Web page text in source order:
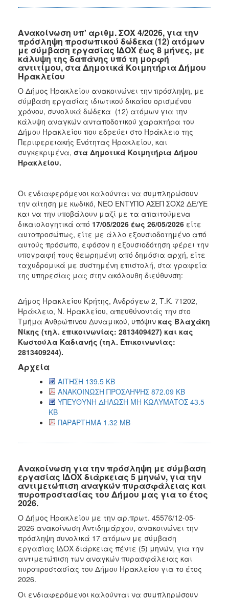
Ανακοίνωση υπ' αριθμ. ΣΟΧ 4/2026, για την
πρόσληψη προσωπικού δώδεκα (12) ατόμων
με σύμβαση εργασίας ΙΔΟΧ έως 8 μήνες, με
κάλυψη της δαπάνης υπό τη μορφή
αντιτίμου, στα Δημοτικά Κοιμητήρια Δήμου
Ηρακλείου
Ο Δήμος Ηρακλείου ανακοινώνει την πρόσληψη, με
σύμβαση εργασίας ιδιωτικού δικαίου ορισμένου
χρόνου, συνολικά δώδεκα (12) ατόμων για την
κάλυψη αναγκών ανταποδοτικού χαρακτήρα του
Δήμου Ηρακλείου που εδρεύει στο Ηράκλειο της
Περιφερειακής Ενότητας Ηρακλείου, και
συγκεκριμένα, στα Δημοτικά Κοιμητήρια Δήμου
Ηρακλείου.
Οι ενδιαφερόμενοι καλούνται να συμπληρώσουν
την αίτηση με κωδικό, ΝΕΟ ΕΝΤΥΠΟ ΑΣΕΠ ΣΟΧ2 ΔΕ/ΥΕ
και να την υποβάλουν μαζί με τα απαιτούμενα
δικαιολογητικά από 17/05/2026 έως 26/05/2026 είτε
αυτοπροσώπως, είτε με άλλο εξουσιοδοτημένο από
αυτούς πρόσωπο, εφόσον η εξουσιοδότηση φέρει την
υπογραφή τους θεωρημένη από δημόσια αρχή, είτε
ταχυδρομικά με συστημένη επιστολή, στα γραφεία
της υπηρεσίας μας στην ακόλουθη διεύθυνση:
Δήμος Ηρακλείου Κρήτης, Ανδρόγεω 2, Τ.Κ. 71202,
Ηράκλειο, Ν. Ηρακλείου, απευθύνοντάς την στο
Τμήμα Ανθρώπινου Δυναμικού, υπόψιν κας Βλαχάκη
Νίκης (τηλ. επικοινωνίας: 2813409427) και κας
Κωστούλα Καδιανής (τηλ. Επικοινωνίας:
2813409244).
Αρχεία
ΑΙΤΗΣΗ 139.5 KB
ΑΝΑΚΟΙΝΩΣΗ ΠΡΟΣΛΗΨΗΣ 872.09 KB
ΥΠΕΥΘΥΝΗ ΔΗΛΩΣΗ ΜΗ ΚΩΛΥΜΑΤΟΣ 43.5
KB
ΠΑΡΑΡΤΗΜΑ 1.32 MB
Ανακοίνωση για την πρόσληψη με σύμβαση
εργασίας ΙΔΟΧ διάρκειας 5 μηνών, για την
αντιμετώπιση αναγκών πυρασφάλειας και
πυροπροστασίας του Δήμου μας για το έτος
2026.
Ο Δήμος Ηρακλείου με την αρ.πρωτ. 45576/12-05-
2026 ανακοίνωση Αντιδημάρχου, ανακοινώνει την
πρόσληψη συνολικά 17 ατόμων με σύμβαση
εργασίας ΙΔΟΧ διάρκειας πέντε (5) μηνών, για την
αντιμετώπιση των αναγκών πυρασφάλειας και
πυροπροστασίας του Δήμου Ηρακλείου για το έτος
2026.
Οι ενδιαφερόμενοι καλούνται να συμπληρώσουν